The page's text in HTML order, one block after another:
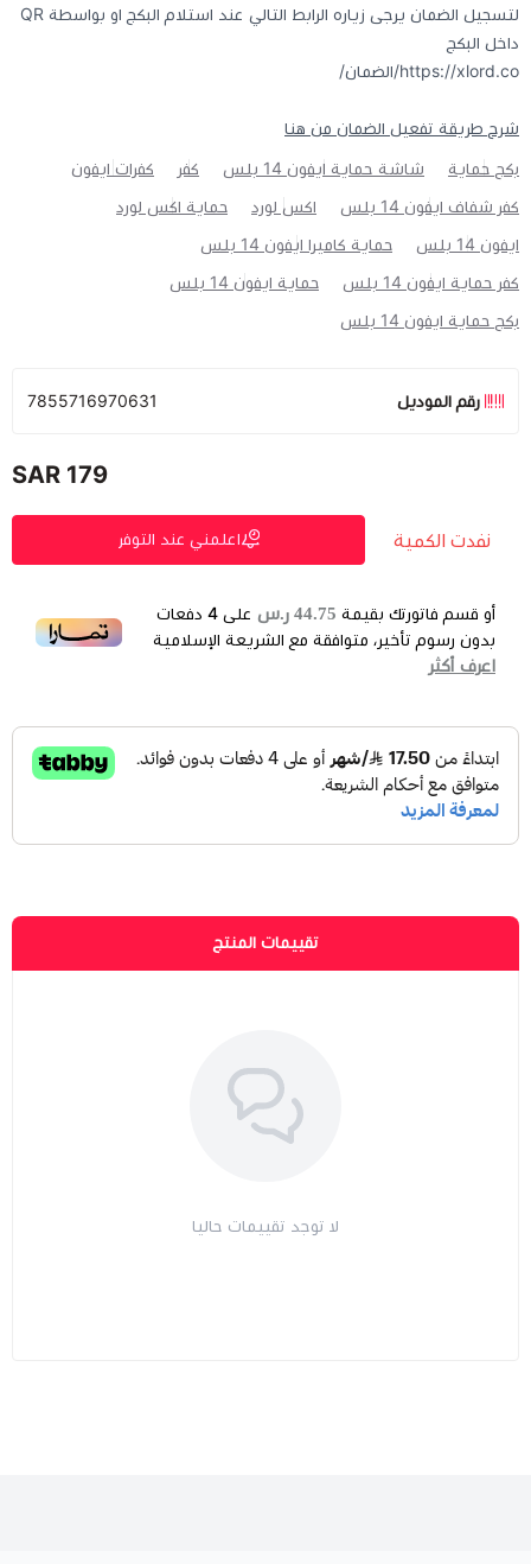
لتسجيل الضمان يرجى زياره الرابط التالي عند استلام البكج او بواسطة QR
داخل البكج
https://xlord.co/الضمان/
شرح طريقة تفعيل الضمان من هنا
بكج حماية شاشة حماية ايفون 14 بلس كفر كفرات ايفون
كفر شفاف ايفون 14 بلس اكس لورد حماية اكس لورد
ايفون 14 بلس حماية كاميرا ايفون 14 بلس
كفر حماية ايفون 14 بلس حماية ايفون 14 بلس
بكج حماية ايفون 14 بلس
رقم الموديل 7855716970631
179 SAR
نفدت الكمية اعلمني عند التوفر
أو قسم فاتورتك بقيمة44.75 ر.س على 4دفعات
بدون رسوم تأخير، متوافقة مع الشريعة الإسلامية
اعرف أكثر
تقييمات المنتج
لا توجد تقييمات حاليا